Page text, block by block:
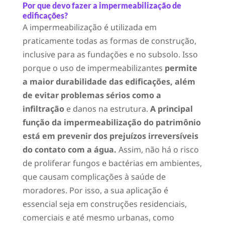
Por que devo fazer a impermeabilização de
edificações?
A impermeabilização é utilizada em
praticamente todas as formas de construção,
inclusive para as fundações e no subsolo. Isso
porque o uso de impermeabilizantes permite
a maior durabilidade das edificações, além
de evitar problemas sérios como a
infiltraçãoe danos na estrutura. A principal
função da impermeabilização do patrimônio
está em prevenir dos prejuízos irreversíveis
do contato com a água. Assim, não há o risco
de proliferar fungos e bactérias em ambientes,
que causam complicações à saúde de
moradores. Por isso, a sua aplicação é
essencial seja em construções residenciais,
comerciais e até mesmo urbanas, como